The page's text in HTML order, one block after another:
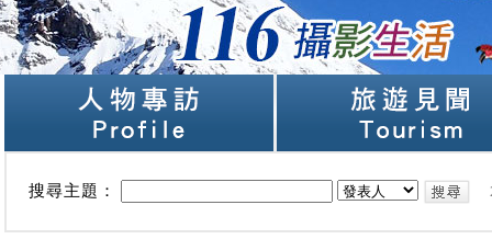
搜尋主題：